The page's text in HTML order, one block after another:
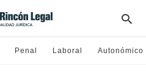
Penal Laboral Autonómico